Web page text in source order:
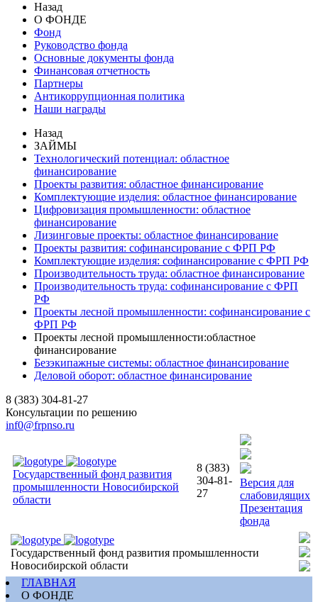
Назад
О ФОНДЕ
Фонд
Руководство фонда
Основные документы фонда
Финансовая отчетность
Партнеры
Антикоррупционная политика
Наши награды
Назад
ЗАЙМЫ
Технологический потенциал: областное
финансирование
Проекты развития: областное финансирование
Комплектующие изделия: областное финансирование
Цифровизация промышленности: областное
финансирование
Лизинговые проекты: областное финансирование
Проекты развития: софинансирование с ФРП РФ
Комплектующие изделия: софинансирование с ФРП РФ
Производительность труда: областное финансирование
Производительность труда: софинансирование с ФРП
РФ
Проекты лесной промышленности: софинансирование с
ФРП РФ
Проекты лесной промышленности:областное
финансирование
Безэкипажные системы: областное финансирование
Деловой оборот: областное финансирование
8 (383) 304-81-27
Консультации по решению
inf0@frpnso.ru
Государственный фонд развития
промышленности Новосибирской
области
8 (383)
304-81-
27
Версия для
слабовидящих
Презентация
фонда
Государственный фонд развития промышленности
Новосибирской области
ГЛАВНАЯ
О ФОНДЕ